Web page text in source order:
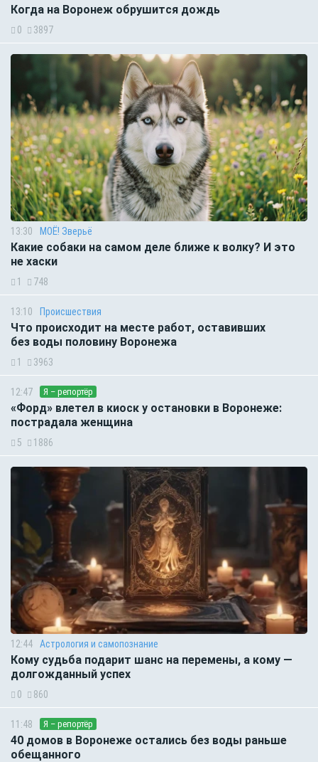
Когда на Воронеж обрушится дождь
0 3897
13:30 МОЁ! Зверьё
Какие собаки на самом деле ближе к волку? И это
не хаски
1 748
13:10 Происшествия
Что происходит на месте работ, оставивших
без воды половину Воронежа
1 3963
12:47 Я – репортёр
«Форд» влетел в киоск у остановки в Воронеже:
пострадала женщина
5 1886
12:44 Астрология и самопознание
Кому судьба подарит шанс на перемены, а кому —
долгожданный успех
0 860
11:48 Я – репортёр
40 домов в Воронеже остались без воды раньше
обещанного